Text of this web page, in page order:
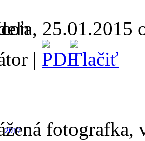
25.01.2015
|
fotografka,